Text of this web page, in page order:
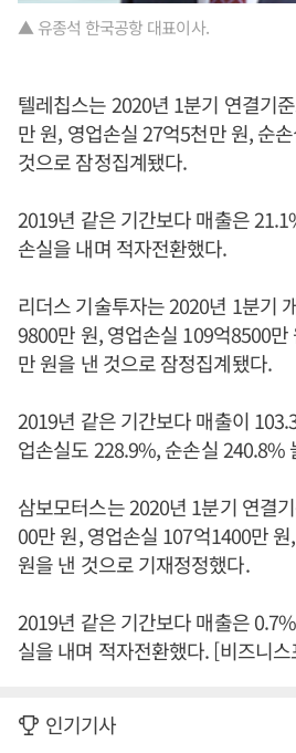
▲ 유종석 한국공항 대표이사.
텔레칩스는 2020년 1분기 연결기
만 원, 영업손실 27억5천만 원, 순
것으로 잠정집계됐다.
2019년 같은 기간보다 매출은
손실을 내며 적자전환했다.
리더스 기술투자는 2020년 1분기
9800만 원, 영업손실 109억8500
만 원을 낸 것으로 잠정집계됐다.
2019년 같은 기간보다 매출이
업손실도 228.9%, 순손실 240.8%
삼보모터스는 2020년 1분기 연결
00만 원, 영업손실 107억1400만
원을 낸 것으로 기재정정했다.
2019년 같은 기간보다 매출은
실을 내며 적자전환했다. [비즈니
인기기사